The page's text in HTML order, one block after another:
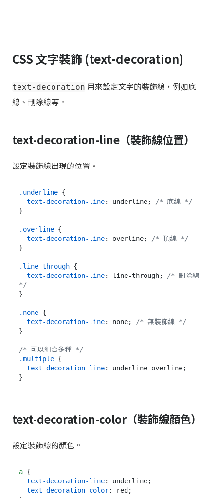
CSS 文字裝飾 (text-decoration)
text-decoration 用來設定文字的裝飾線，例如底
線、刪除線等。
text-decoration-line（裝飾線位置）
設定裝飾線出現的位置。
.underline {
text-decoration-line: underline;
/* 底線 */
}
.overline {
text-decoration-line: overline;
/* 頂線 */
}
.line-through {
text-decoration-line: line-through;
/* 刪除線
*/
}
.none {
text-decoration-line: none;
/* 無裝飾線 */
}
/* 可以組合多種 */
.multiple {
text-decoration-line: underline overline;
text-decoration-color（裝飾線顏色）
設定裝飾線的顏色。
a {
text-decoration-line: underline;
text-decoration-color: red;